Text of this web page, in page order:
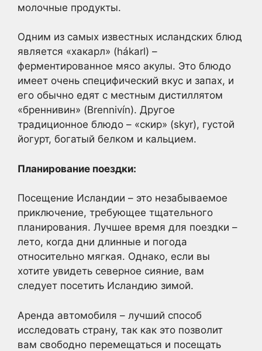
молочные продукты.
Одним из самых известных исландских блюд
является «хакарл» (hákarl) –
ферментированное мясо акулы. Это блюдо
имеет очень специфический вкус и запах, и
его обычно едят с местным дистиллятом
«бреннивин» (Brennivín). Другое
традиционное блюдо – «скир» (skyr), густой
йогурт, богатый белком и кальцием.
Планирование поездки:
Посещение Исландии – это незабываемое
приключение, требующее тщательного
планирования. Лучшее время для поездки –
лето, когда дни длинные и погода
относительно мягкая. Однако, если вы
хотите увидеть северное сияние, вам
следует посетить Исландию зимой.
Аренда автомобиля – лучший способ
исследовать страну, так как это позволит
вам свободно перемещаться и посещать